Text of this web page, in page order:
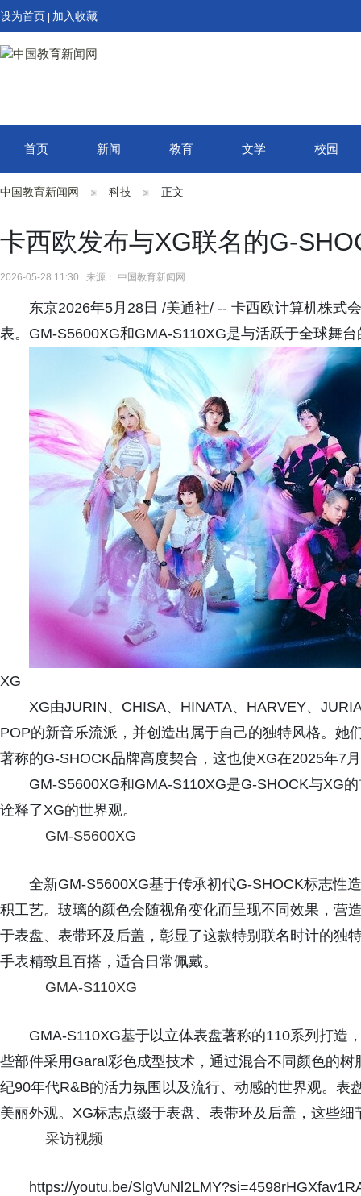
设为首页 加入收藏
首页 新闻 教育 文学 校园
中国教育新闻网 科技 正文
卡西欧发布与XG联名的G-
2026-05-28 11:30 来源： 中国教育新闻网
东京2026年5月28日 /美通社/ -- 卡西欧计算机株式
表。GM-S5600XG和GMA-S110XG是与活跃于全球舞
XG
XG由JURIN、CHISA、HINATA、HARVEY、
POP的新音乐流派，并创造出属于自己的独特风格。她
著称的G-SHOCK品牌高度契合，这也使XG在2025年7
GM-S5600XG和GMA-S110XG是G-SHOCK与XG
诠释了XG的世界观。
GM-S5600XG
全新GM-S5600XG基于传承初代G-SHOCK标志性
积工艺。玻璃的颜色会随视角变化而呈现不同效果，营
于表盘、表带环及后盖，彰显了这款特别联名时计的独
手表精致且百搭，适合日常佩戴。
GMA-S110XG
GMA-S110XG基于以立体表盘著称的110系列打造
些部件采用Garal彩色成型技术，通过混合不同颜色的
纪90年代R&B的活力氛围以及流行、动感的世界观。表
美丽外观。XG标志点缀于表盘、表带环及后盖，这些
采访视频
https://youtu.be/